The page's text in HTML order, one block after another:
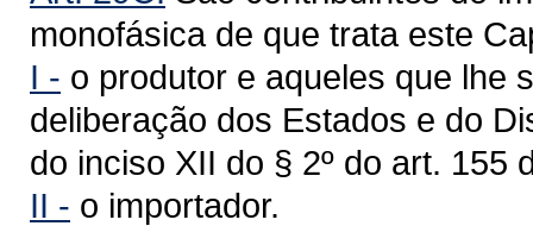
monofásica de que trata este
I - o produtor e aqueles que lhe
deliberação dos Estados e do
do inciso XII do § 2º do art. 155
II - o importador.